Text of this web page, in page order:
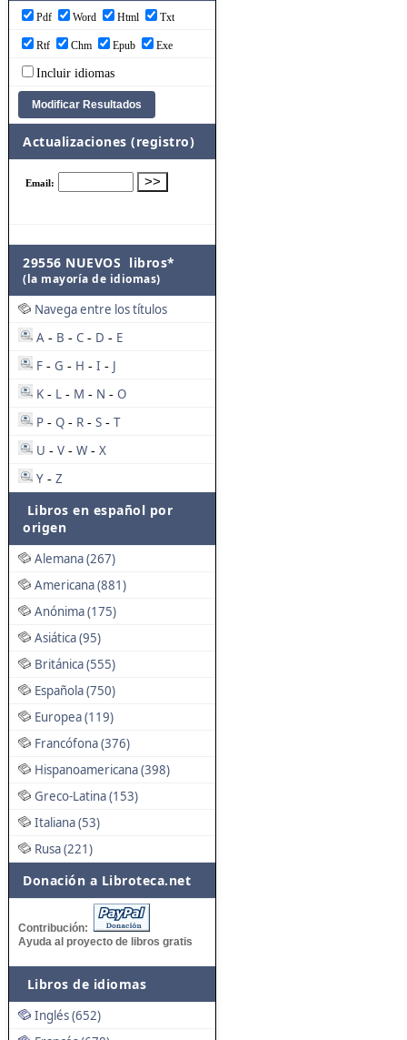
Pdf Word Html Txt
Rtf Chm Epub Exe
Incluir idiomas
Actualizaciones (registro)
29556 NUEVOS libros*
(la mayoría de idiomas)
Navega entre los títulos
A - B - C - D - E
F - G - H - I - J
K - L - M - N - O
P - Q - R - S - T
U - V - W - X
Y - Z
Libros en español por
origen
Alemana (267)
Americana (881)
Anónima (175)
Asiática (95)
Británica (555)
Española (750)
Europea (119)
Francófona (376)
Hispanoamericana (398)
Greco-Latina (153)
Italiana (53)
Rusa (221)
Donación a Libroteca.net
Contribución:
Ayuda al proyecto de libros gratis
Libros de idiomas
Inglés (652)